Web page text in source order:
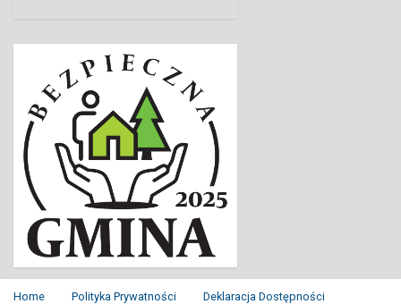
Home Polityka Prywatności Deklaracja Dostępności